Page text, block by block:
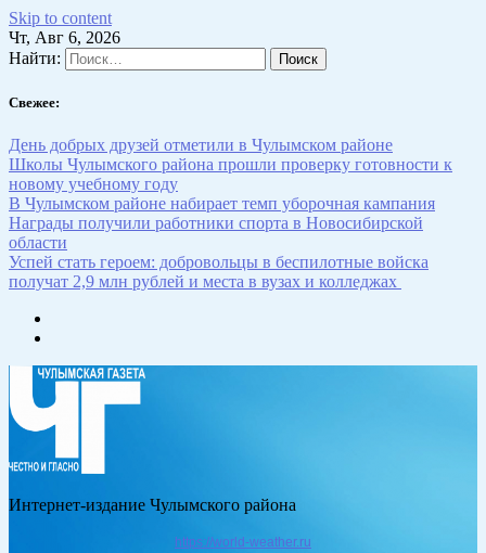
Skip to content
Чт, Авг 6, 2026
Найти:
Свежее:
День добрых друзей отметили в Чулымском районе
Школы Чулымского района прошли проверку готовности к
новому учебному году
В Чулымском районе набирает темп уборочная кампания
Награды получили работники спорта в Новосибирской
области
Успей стать героем: добровольцы в беспилотные войска
получат 2,9 млн рублей и места в вузах и колледжах
Интернет-издание Чулымского района
https://world-weather.ru